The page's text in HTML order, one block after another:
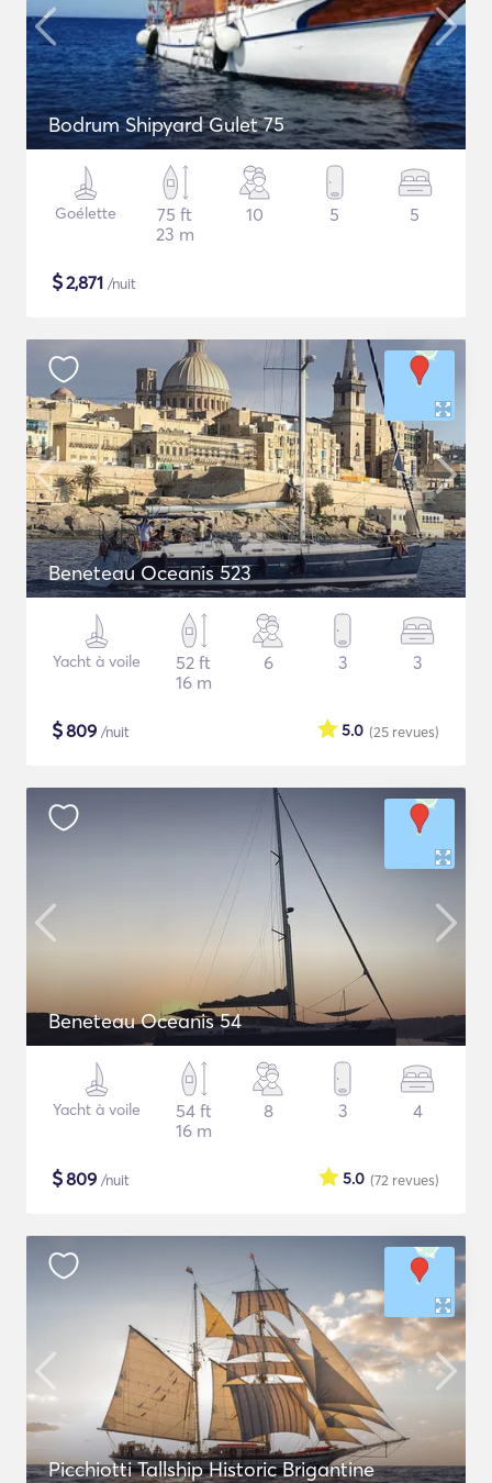
Bodrum Shipyard Gulet 75
Goélette
75 ft
23 m
10 5 5
$2,871 /nuit
Beneteau Oceanis 523
Yacht à voile
52 ft
16 m
6 3 3
$809 /nuit (25 revues)
5.0
Beneteau Oceanis 54
Yacht à voile
54 ft
16 m
8 3 4
$809 /nuit (72 revues)
5.0
Picchiotti Tallship Historic Brigantine